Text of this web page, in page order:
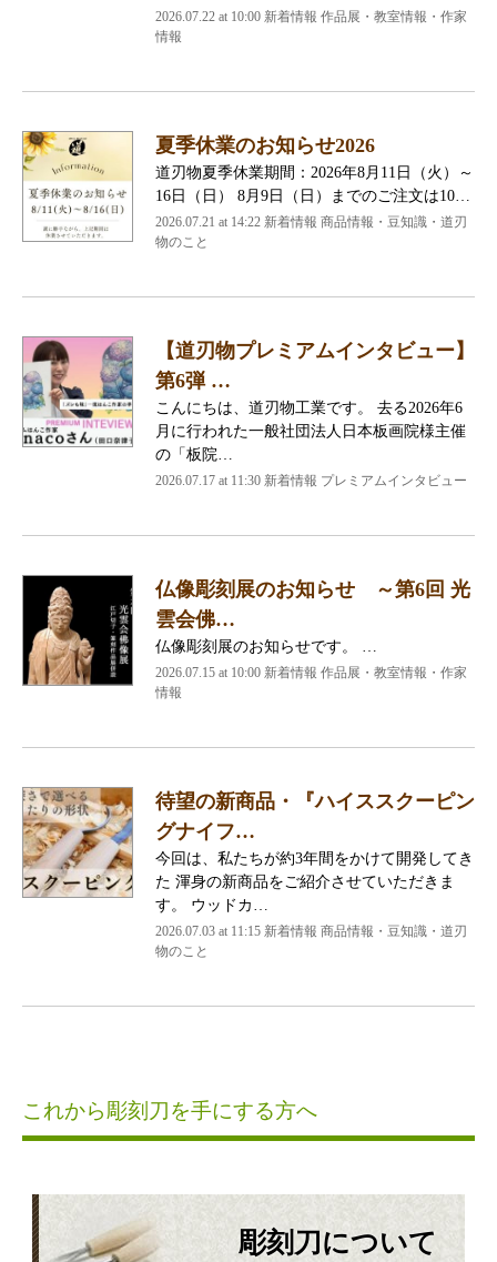
2026.07.22 at 10:00 新着情報 作品展・教室情報・作家
情報
夏季休業のお知らせ2026
道刃物夏季休業期間：2026年8月11日（火）～
16日（日） 8月9日（日）までのご注文は10…
2026.07.21 at 14:22 新着情報 商品情報・豆知識・道刃
物のこと
【道刃物プレミアムインタビュー】
第6弾 …
こんにちは、道刃物工業です。 去る2026年6
月に行われた一般社団法人日本板画院様主催
の「板院…
2026.07.17 at 11:30 新着情報 プレミアムインタビュー
仏像彫刻展のお知らせ ～第6回 光
雲会佛…
仏像彫刻展のお知らせです。 …
2026.07.15 at 10:00 新着情報 作品展・教室情報・作家
情報
待望の新商品・『ハイススクーピン
グナイフ…
今回は、私たちが約3年間をかけて開発してき
た 渾身の新商品をご紹介させていただきま
す。 ウッドカ…
2026.07.03 at 11:15 新着情報 商品情報・豆知識・道刃
物のこと
これから彫刻刀を手にする方へ
彫刻刀について